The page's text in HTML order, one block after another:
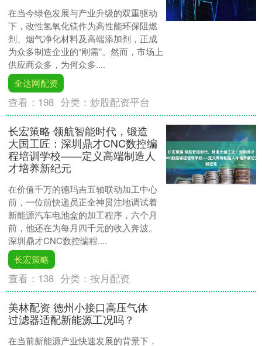
在当今绿色发展与产业升级的双重驱动
下，改性氢氧化镁作为高性能环保阻燃
剂、烟气净化材料及高端添加剂，正成
为众多制造企业的“刚需”。然而，市场上
供应商众多，为何众多....
全达网配资
查看： 198 分类：炒股配资平台
长宏策略 领航智能时代，锻造
大国工匠：深圳鼎才CNC数控编
程培训学校——定义高端制造人
才培养新纪元
在价值千万的德玛吉五轴联动加工中心
前，一位前快递员正全神贯注地调试着
新能源汽车电池盒的加工程序，六个月
前，他还在为每月四千元的收入奔波。
深圳鼎才CNC数控编程....
长宏策略
查看： 138 分类：按月配资
美林配资 德州小接口高压气体
过滤器适配新能源工况吗？
在当前新能源产业快速发展的背景下，